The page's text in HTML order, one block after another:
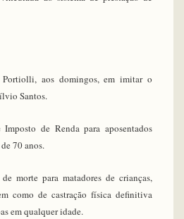
aos domingos, em imitar o
Santos.
de Renda para aposentados
70 anos.
morte para matadores de crianças,
como de castração física definitiva
em qualquer idade.